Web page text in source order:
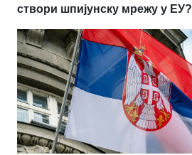
створи шпијунску мрежу у ЕУ?